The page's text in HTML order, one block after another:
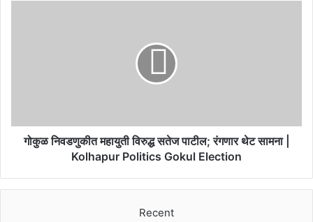
सामना
गोकुळ निवडणुकीत महायुती विरुद्ध सतेज पाटील; रंगणार थेट सामना |
Kolhapur Politics Gokul Election
Recent